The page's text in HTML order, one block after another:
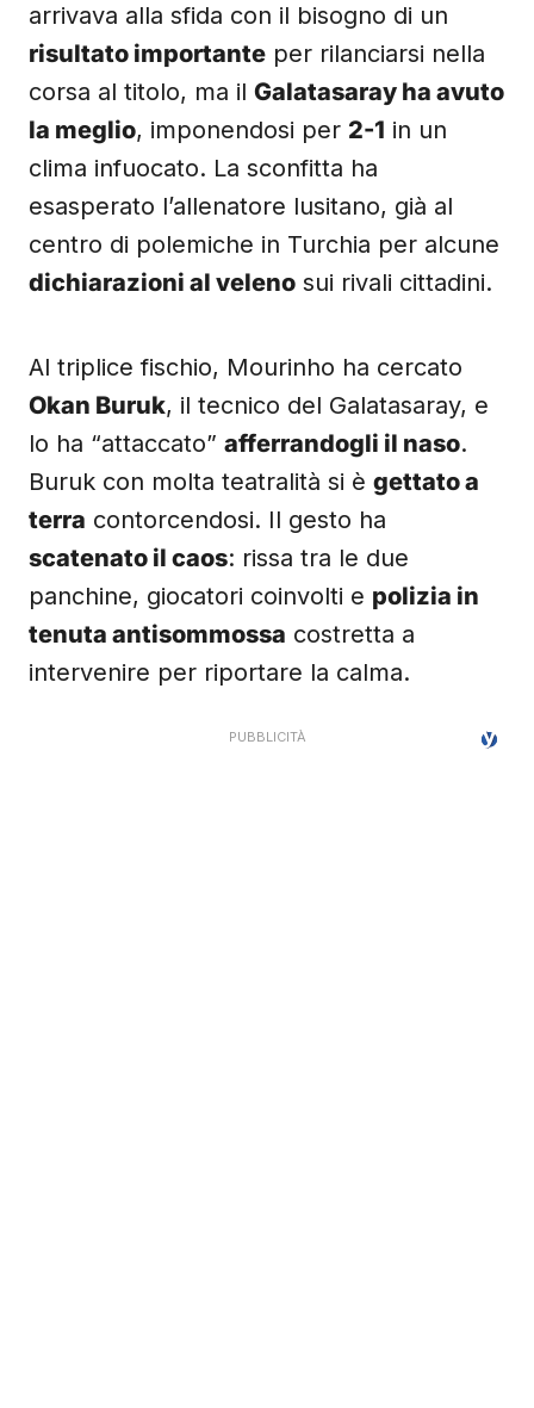
arrivava alla sfida con il bisogno di un
risultato importante per rilanciarsi nella
corsa al titolo, ma il Galatasaray ha avuto
la meglio, imponendosi per 2-1 in un
clima infuocato. La sconfitta ha
esasperato l’allenatore lusitano, già al
centro di polemiche in Turchia per alcune
dichiarazioni al veleno sui rivali cittadini.
Al triplice fischio, Mourinho ha cercato
Okan Buruk, il tecnico del Galatasaray, e
lo ha “attaccato” afferrandogli il naso.
Buruk con molta teatralità si è gettato a
terra contorcendosi. Il gesto ha
scatenato il caos: rissa tra le due
panchine, giocatori coinvolti e polizia in
tenuta antisommossa costretta a
intervenire per riportare la calma.